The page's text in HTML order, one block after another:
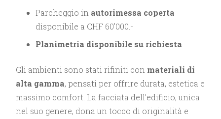
Parcheggio in autorimessa coperta
disponibile a CHF 60’000.-
Planimetria disponibile su richiesta
Gli ambienti sono stati rifiniti con materiali di
alta gamma, pensati per offrire durata, estetica e
massimo comfort. La facciata dell’edificio, unica
nel suo genere, dona un tocco di originalità e